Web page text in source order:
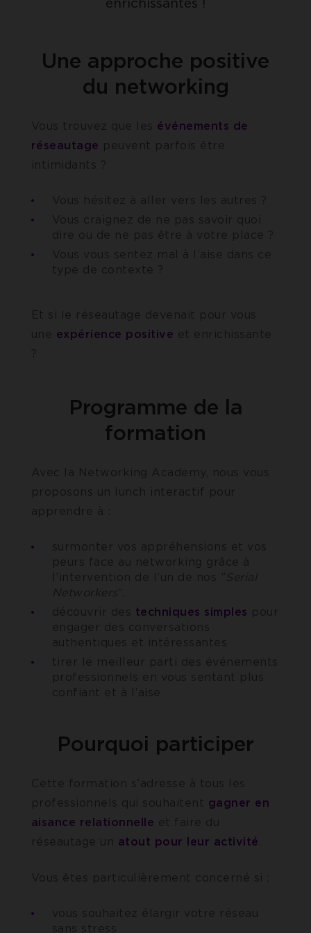
Une approche positive
du networking
Vous trouvez que les événements de
réseautage peuvent parfois être
intimidants ?
Vous hésitez à aller vers les autres ?
Vous craignez de ne pas savoir quoi
dire ou de ne pas être à votre place ?
Vous vous sentez mal à l’aise dans ce
type de contexte ?
Et si le réseautage devenait pour vous
une expérience positive et enrichissante
?
Programme de la
formation
Avec la Networking Academy, nous vous
proposons un lunch interactif pour
apprendre à :
surmonter vos appréhensions et vos
peurs face au networking grâce à
l’intervention de l’un de nos ” Serial
Networkers “.
découvrir des techniques simples pour
engager des conversations
authentiques et intéressantes
tirer le meilleur parti des événements
professionnels en vous sentant plus
confiant et à l’aise
Pourquoi participer
Cette formation s’adresse à tous les
professionnels qui souhaitent gagner en
aisance relationnelle et faire du
réseautage un atout pour leur activité.
Vous êtes particulièrement concerné si :
vous souhaitez élargir votre réseau
sans stress